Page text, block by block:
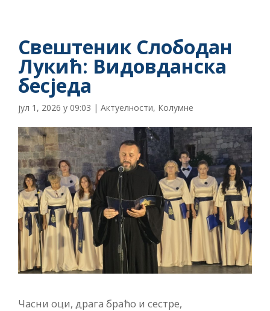
Свештеник Слободан
Лукић: Видовданска
бесједа
јул 1, 2026 у 09:03 | Актуелности, Колумне
Часни оци, драга браћо и сестре,